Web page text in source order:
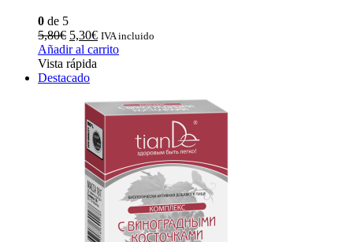
0 de 5
5,80€ El
precio
original
era:
5,30€El
precio
IVA incluido
Añadir al carrito
Vista rápida
Destacado